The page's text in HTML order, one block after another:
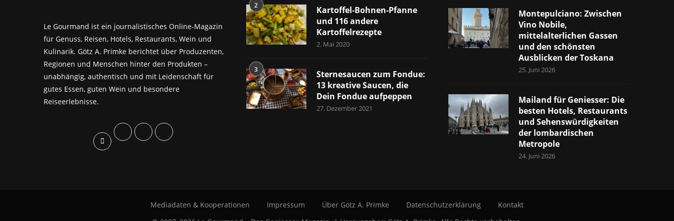
Le Gourmand ist ein journalistisches Online-Magazin
für Genuss, Reisen, Hotels, Restaurants, Wein und
Kulinarik. Götz A. Primke berichtet über Produzenten,
Regionen und Menschen hinter den Produkten –
unabhängig, authentisch und mit Leidenschaft für
gutes Essen, guten Wein und besondere
Reiseerlebnisse.
2
Kartoffel-Bohnen-Pfanne
und 116 andere
Kartoffelrezepte
2. Mai 2020
3
Sternesaucen zum Fondue:
13 kreative Saucen, die
Dein Fondue aufpeppen
27. Dezember 2021
Montepulciano: Zwischen
Vino Nobile,
mittelalterlichen Gassen
und den schönsten
Ausblicken der Toskana
25. Juni 2026
Mailand für Geniesser: Die
besten Hotels, Restaurants
und Sehenswürdigkeiten
der lombardischen
Metropole
24. Juni 2026
Mediadaten & Kooperationen Impressum Über Götz A. Primke Datenschutzerklärung
Kontakt